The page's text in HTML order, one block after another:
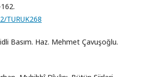
TURUK268
Basım. Haz. Mehmet Çavuşoğlu.